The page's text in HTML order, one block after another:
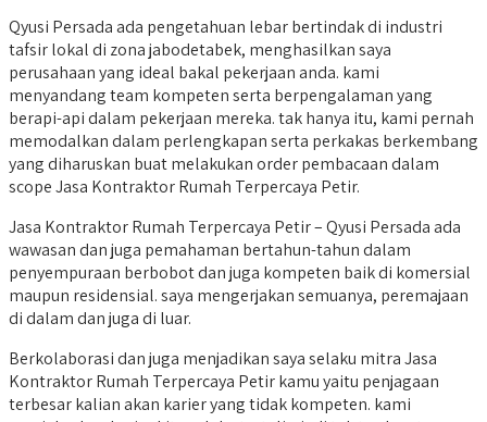
Qyusi Persada ada pengetahuan lebar bertindak di industri
tafsir lokal di zona jabodetabek, menghasilkan saya
perusahaan yang ideal bakal pekerjaan anda. kami
menyandang team kompeten serta berpengalaman yang
berapi-api dalam pekerjaan mereka. tak hanya itu, kami pernah
memodalkan dalam perlengkapan serta perkakas berkembang
yang diharuskan buat melakukan order pembacaan dalam
scope Jasa Kontraktor Rumah Terpercaya Petir.
Jasa Kontraktor Rumah Terpercaya Petir – Qyusi Persada ada
wawasan dan juga pemahaman bertahun-tahun dalam
penyempuraan berbobot dan juga kompeten baik di komersial
maupun residensial. saya mengerjakan semuanya, peremajaan
di dalam dan juga di luar.
Berkolaborasi dan juga menjadikan saya selaku mitra Jasa
Kontraktor Rumah Terpercaya Petir kamu yaitu penjagaan
terbesar kalian akan karier yang tidak kompeten. kami